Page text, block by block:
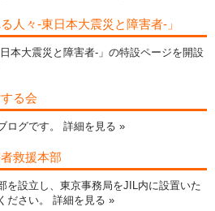
人々-東日本大震災と障害者-」
本大震災と障害者-」の特設ページを開設
る会
ログです。 詳細を見る »
救援本部
を設立し、東京事務局をJIL内に設置いた
ださい。 詳細を見る »